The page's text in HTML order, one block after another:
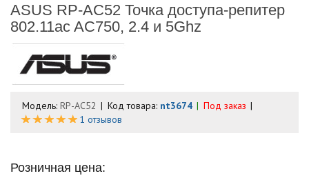
ASUS RP-AC52 Точка доступа-репитер
802.11ac AC750, 2.4 и 5Ghz
Модель: RP-AC52 Код товара: nt3674
Под заказ
1 отзывов
Розничная цена: